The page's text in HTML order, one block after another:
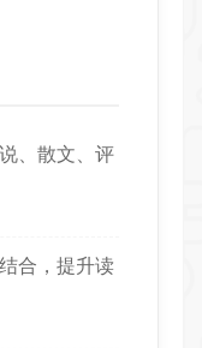
、散文、评
合，提升读